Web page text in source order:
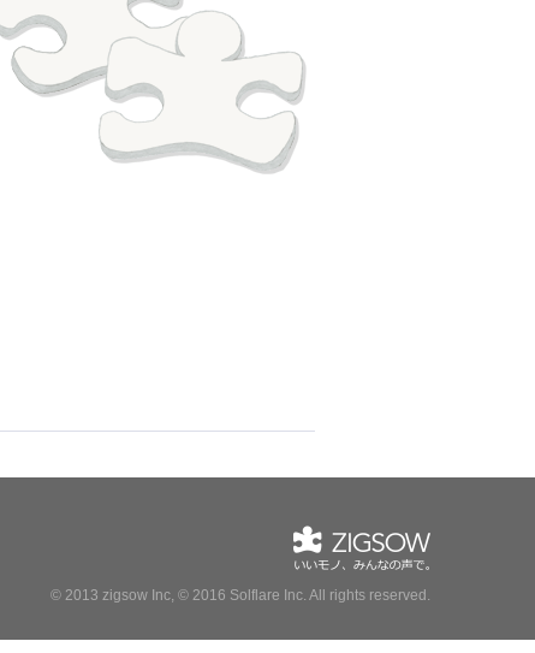
© 2013 zigsow Inc, © 2016 Solflare Inc. All rights reserved.